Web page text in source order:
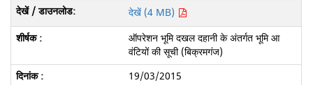
देखें (4 MB)
ऑपरेशन भूमि दखल दहानी के अंतर्गत भूमि आ
वंटियों की सूची (बिक्रमगंज)
19/03/2015